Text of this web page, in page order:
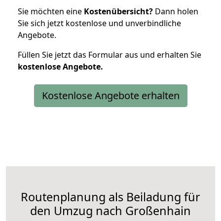
Sie möchten eine Kostenübersicht? Dann holen
Sie sich jetzt kostenlose und unverbindliche
Angebote.
Füllen Sie jetzt das Formular aus und erhalten Sie
kostenloseAngebote.
Kostenlose Angebote erhalten
Routenplanung als Beiladung für
den Umzug nach Großenhain